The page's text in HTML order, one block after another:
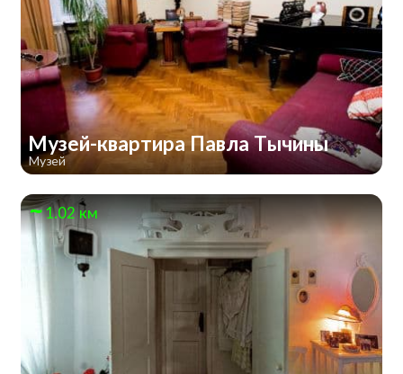
Музей-квартира Павла Тычины
Музей
1.02 км